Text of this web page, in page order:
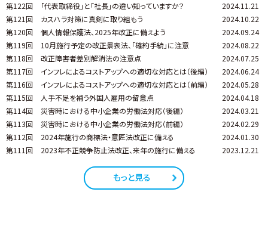
第122回
「代表取締役」と「社長」の違い知っていますか？
2024.11.21
第121回
カスハラ対策に真剣に取り組もう
2024.10.22
第120回
個人情報保護法、2025年改正に備えよう
2024.09.24
第119回
10月施行予定の改正景表法、「確約手続」に注意
2024.08.22
第118回
改正障害者差別解消法の注意点
2024.07.25
第117回
インフレによるコストアップへの適切な対応とは（後編）
2024.06.24
第116回
インフレによるコストアップへの適切な対応とは（前編）
2024.05.28
第115回
人手不足を補う外国人雇用の留意点
2024.04.18
第114回
災害時における中小企業の労働法対応（後編）
2024.03.21
第113回
災害時における中小企業の労働法対応（前編）
2024.02.29
第112回
2024年施行の商標法・意匠法改正に備える
2024.01.30
第111回
2023年不正競争防止法改正、来年の施行に備える 2023.12.21
もっと見る